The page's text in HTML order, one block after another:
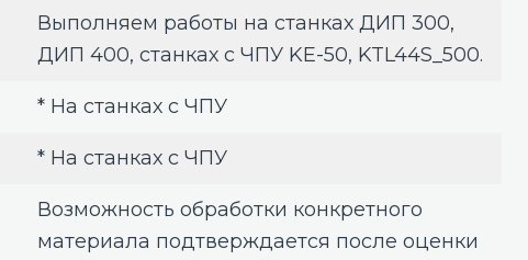
Выполняем работы на станках ДИП 300,
ДИП 400, станках с ЧПУ KE-50, KTL44S_500.
* На станках с ЧПУ
* На станках с ЧПУ
Возможность обработки конкретного
материала подтверждается после оценки